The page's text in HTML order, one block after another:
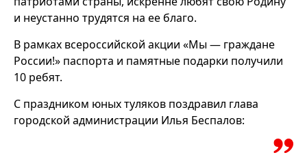
и неустанно трудятся на ее благо.
В рамках всероссийской акции «Мы — граждане
России!» паспорта и памятные подарки получили
10 ребят.
С праздником юных туляков поздравил глава
городской администрации Илья Беспалов: